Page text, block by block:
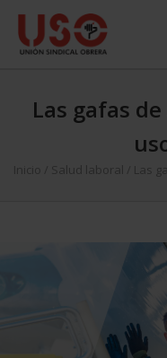
Las gafas
Inicio Salud laboral Las